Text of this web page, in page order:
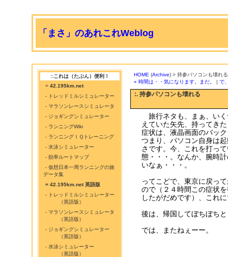
「まさ」のあれこれWeblog
::これは（たぶん）便利！
= 42.195km.net
- トレッドミルシミュレーター
- マラソンレースシミュレータ
- ジョギングシミュレーター
- ランニングWiki
- ランニングＩＱトレーニング
- 水泳シミュレーター
- 効率ルートマップ
- 仮想日本一周ランニングの旅
データ集
= 42.195km.net 英語版
- トレッドミルシミュレーター
（英語版）
- マラソンレースシミュレータ
（英語版）
- ジョギングシミュレーター
（英語版）
- 水泳シミュレーター
（英語版）
HOME (Archive) > 持参パソコンも壊れる
« 時間は・・気になります。まだ。
| で
:. 持参パソコンも壊れる
旅行ネタも、まぁ、い
えていた矢先、持ってき
症状は、液晶画面のバッ
つまり、パソコン自身は
さです。今、これを打っ
態・・・。なんか、腕時
いなぁ・・・。
ってこどで、東京に戻っ
ので（２４時間この症状
したがだめです）、これ
後は、帰国してぼちぼち
では、またねぇーー。